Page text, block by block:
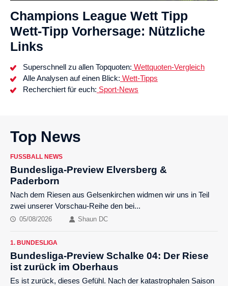
Champions League Wett Tipp
Wett-Tipp Vorhersage: Nützliche
Links
Superschnell zu allen Topquoten: Wettquoten-Vergleich
Alle Analysen auf einen Blick: Wett-Tipps
Recherchiert für euch: Sport-News
Top News
FUSSBALL NEWS
Bundesliga-Preview Elversberg &
Paderborn
Nach dem Riesen aus Gelsenkirchen widmen wir uns in Teil
zwei unserer Vorschau-Reihe den bei...
05/08/2026 Shaun DC
1. BUNDESLIGA
Bundesliga-Preview Schalke 04: Der Riese
ist zurück im Oberhaus
Es ist zurück, dieses Gefühl. Nach der katastrophalen Saison